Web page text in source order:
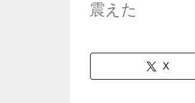
震えた
X